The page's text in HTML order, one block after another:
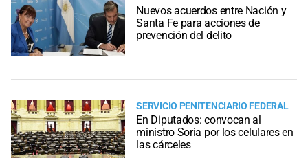
Nuevos acuerdos entre Nación y
Santa Fe para acciones de
prevención del delito
SERVICIO PENITENCIARIO FEDERAL
En Diputados: convocan al
ministro Soria por los celulares en
las cárceles